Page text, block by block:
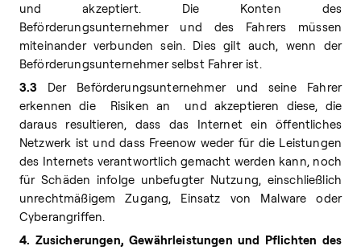
und akzeptiert. Die Konten des
Beförderungsunternehmer und des Fahrers müssen
miteinander verbunden sein. Dies gilt auch, wenn der
Beförderungsunternehmer selbst Fahrer ist.
3.3 Der Beförderungsunternehmer und seine Fahrer
erkennen die Risiken an und akzeptieren diese, die
daraus resultieren, dass das Internet ein öffentliches
Netzwerk ist und dass Freenow weder für die Leistungen
des Internets verantwortlich gemacht werden kann, noch
für Schäden infolge unbefugter Nutzung, einschließlich
unrechtmäßigem Zugang, Einsatz von Malware oder
Cyberangriffen.
4. Zusicherungen, Gewährleistungen und Pflichten des